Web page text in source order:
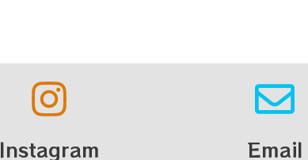
Instagram Email